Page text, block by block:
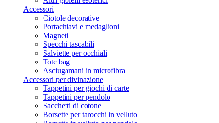
Accessori
Ciotole decorative
Portachiavi e medaglioni
Magneti
Specchi tascabili
Salviette per occhiali
Tote bag
Asciugamani in microfibra
Accessori per divinazione
Tappetini per giochi di carte
Tappetini per pendolo
Sacchetti di cotone
Borsette per tarocchi in velluto